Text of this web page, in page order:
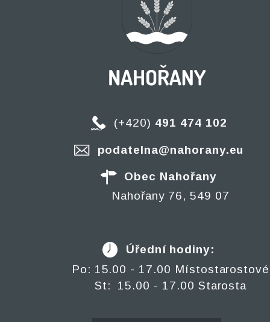
(+420) 491 474 102
podatelna@nahorany.eu
Obec Nahořany
Nahořany 76, 549 07
Úřední hodiny:
Po: 15.00 - 17.00 Místostarostové
St: 15.00 - 17.00 Starosta